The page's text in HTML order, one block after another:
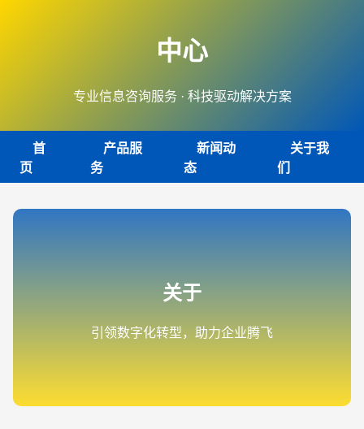
中心
专业信息咨询服务 · 科技驱动解决方案
首
页
产品服
务
新闻动
态
关于我
们
关于
引领数字化转型，助力企业腾飞